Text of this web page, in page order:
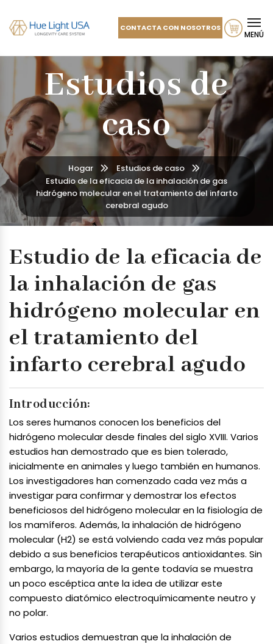
CONTACTA CON NOSOTROS
MENÚ
Estudios de
caso
Hogar
Estudios de caso
Estudio de la eficacia de la inhalación de gas
hidrógeno molecular en el tratamiento del infarto
cerebral agudo
Estudio de la eficacia de
la inhalación de gas
hidrógeno molecular en
el tratamiento del
infarto cerebral agudo
Introducción:
Los seres humanos conocen los beneficios del
hidrógeno molecular desde finales del siglo XVIII. Varios
estudios han demostrado que es bien tolerado,
inicialmente en animales y luego también en humanos.
Los investigadores han comenzado cada vez más a
investigar para confirmar y demostrar los efectos
beneficiosos del hidrógeno molecular en la fisiología de
los mamíferos. Además, la inhalación de hidrógeno
molecular (H2) se está volviendo cada vez más popular
debido a sus beneficios terapéuticos antioxidantes. Sin
embargo, la mayoría de la gente todavía se muestra
un poco escéptica ante la idea de utilizar este
compuesto diatómico electroquímicamente neutro y
no polar.
Varios estudios demuestran que la inhalación de